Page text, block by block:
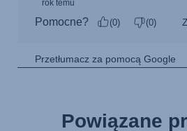
Powiązane